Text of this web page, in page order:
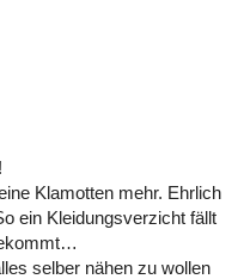
Klamotten mehr. Ehrlich
ein Kleidungsverzicht fällt
selber nähen zu wollen